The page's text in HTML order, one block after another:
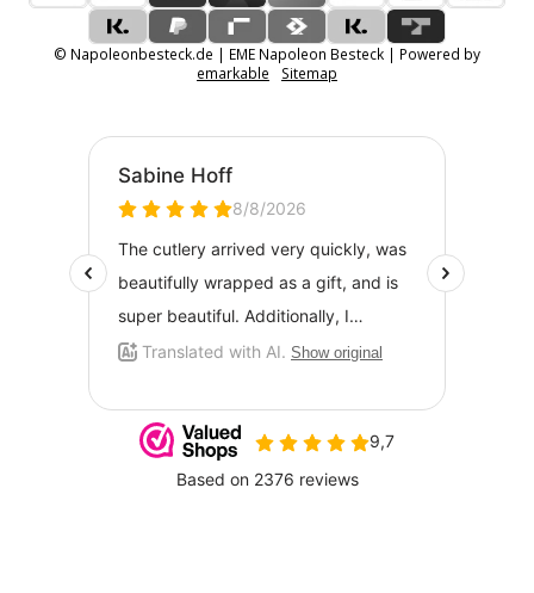
© Napoleonbesteck.de | EME Napoleon Besteck | Powered by
emarkable
Sitemap